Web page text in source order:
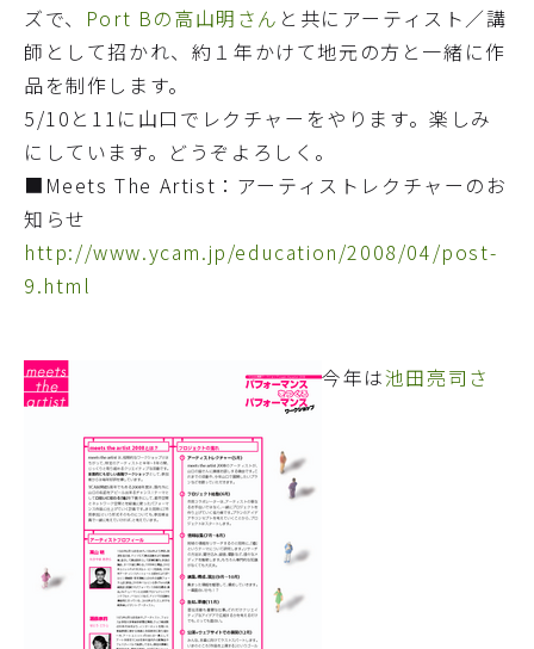
ズで、 Port Bの高山明さん と共にアーティスト／講
師として招かれ、約１年かけて地元の方と一緒に作
品を制作します。
5/10と11に山口でレクチャーをやります。楽しみ
にしています。どうぞよろしく。
■Meets The Artist：アーティストレクチャーのお
知らせ
http://www.ycam.jp/education/2008/04/post-
9.html
今年は池田亮司さ